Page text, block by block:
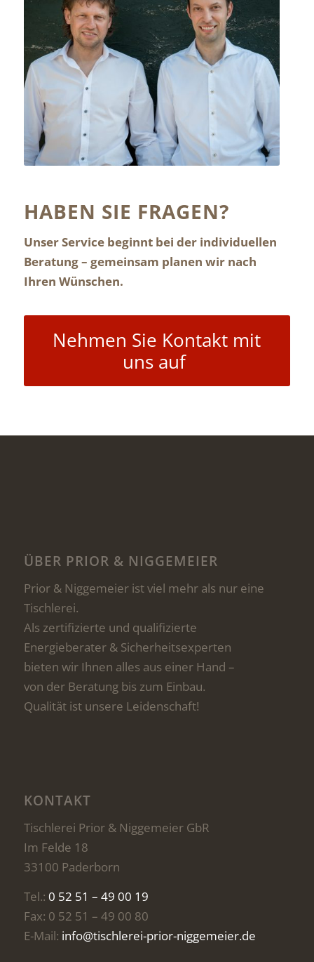
Andreas Prior
&
Reinhold Niggemeier
HABEN SIE FRAGEN?
Unser Service beginnt bei der individuellen
Beratung – gemeinsam planen wir nach
Ihren Wünschen.
Nehmen Sie Kontakt mit
uns auf
ÜBER PRIOR & NIGGEMEIER
Prior & Niggemeier ist viel mehr als nur eine
Tischlerei.
Als zertifizierte und qualifizierte
Energieberater & Sicherheitsexperten
bieten wir Ihnen alles aus einer Hand –
von der Beratung bis zum Einbau.
Qualität ist unsere Leidenschaft!
KONTAKT
Tischlerei Prior & Niggemeier GbR
Im Felde 18
33100 Paderborn
Tel.: 0 52 51 – 49 00 19
Fax: 0 52 51 – 49 00 80
E-Mail: info@tischlerei-prior-niggemeier.de